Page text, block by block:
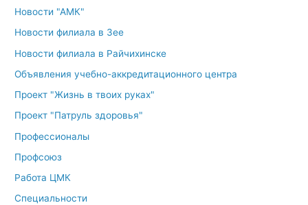
Новости "АМК"
Новости филиала в Зее
Новости филиала в Райчихинске
Объявления учебно-аккредитационного центра
Проект "Жизнь в твоих руках"
Проект "Патруль здоровья"
Профессионалы
Профсоюз
Работа ЦМК
Специальности